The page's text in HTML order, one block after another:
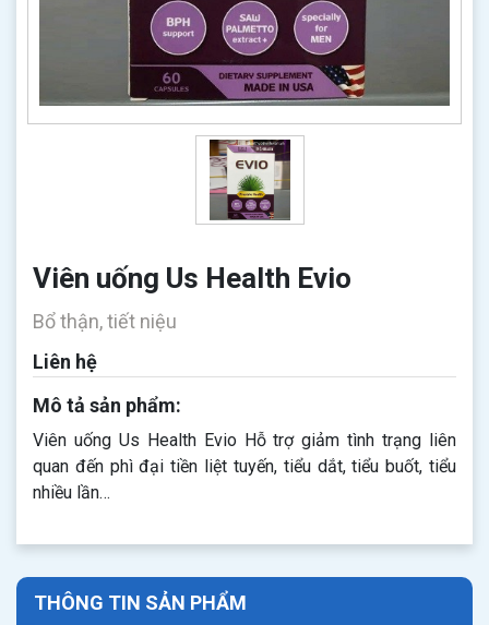
Viên uống Us Health Evio
Bổ thận, tiết niệu
Liên hệ
Mô tả sản phẩm:
Viên uống Us Health Evio Hỗ trợ giảm tình trạng liên
quan đến phì đại tiền liệt tuyến, tiểu dắt, tiểu buốt, tiểu
nhiều lần…
THÔNG TIN SẢN PHẨM